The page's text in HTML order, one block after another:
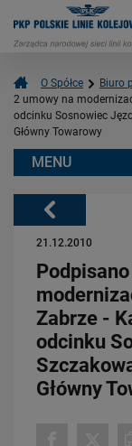
O Spółce Biuro
2 umowy na
odcinku Sosnowiec
Główny Towarowy
Powrót
21.12.2010
Zabrze -
odcinku
Główny
MENU
06.08.2026
Budujemy
PRZECZYTAJ